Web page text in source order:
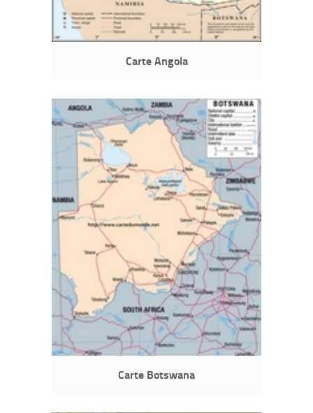
Carte Angola
Carte Botswana